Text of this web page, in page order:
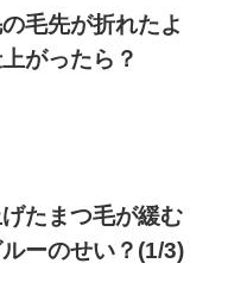
毛先が折れたよ
がったら？
たまつ毛が緩む
ーのせい？(1/3)